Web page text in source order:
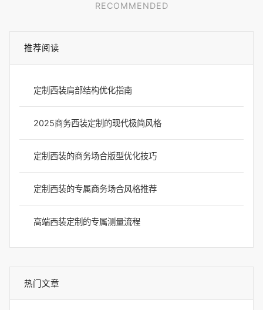
RECOMMENDED
推荐阅读
定制西装肩部结构优化指南
2025商务西装定制的现代极简风格
定制西装的商务场合版型优化技巧
定制西装的专属商务场合风格推荐
高端西装定制的专属测量流程
热门文章